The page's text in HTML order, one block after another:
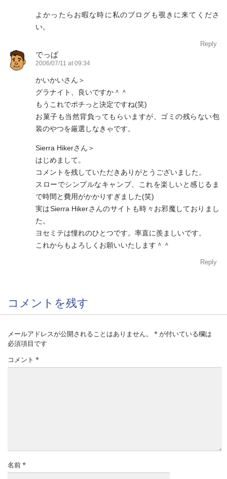
よかったらお暇な時に私のブログも覗きに来てくださ
い。
Reply
でっぱ
2006/07/11 at 09:34
かいかいさん＞
グラナイト、良いですか＾＾
もうこれでポチっと決定ですね(笑)
お菓子も当然背負ってもらいますが、ゴミの残らない包
装のやつを厳選しなきゃです。
Sierra Hikerさん＞
はじめまして。
コメントを残していただきありがとうございました。
スローでシンプルなキャンプ、これを楽しいと感じるま
で時間と費用がかかりすぎました(笑)
実はSierra Hikerさんのサイトも時々お邪魔しておりまし
た。
ヨセミテは憧れのひとつです。率直に羨ましいです。
これからもよろしくお願いいたします＾＾
Reply
コメントを残す
メールアドレスが公開されることはありません。 *が付いている欄は
必須項目です
コメント *
名前*